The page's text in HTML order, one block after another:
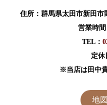
住所：群馬県太田市新田市
営業時間
TEL：
定休
※当店は田中
地